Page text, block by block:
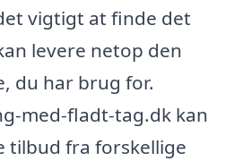
vigtigt at finde det
levere netop den
du har brug for.
med-fladt-tag.dk kan
tilbud fra forskellige